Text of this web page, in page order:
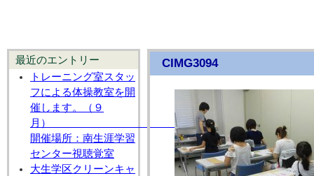
最近のエントリー
トレーニング室スタッ
フによる体操教室を開
催します。（９
月
開催場所：南生涯学習
センター視聴覚室
大生学区クリーンキャ
CIMG3094